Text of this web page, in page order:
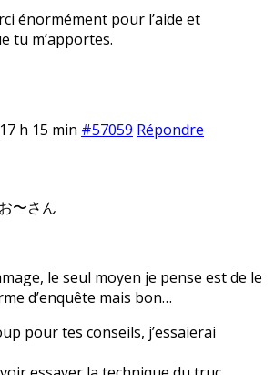
énormément pour l’aide et
tu m’apportes.
h 15 min #57059 Répondre
〜さん
le seul moyen je pense est de le
d’enquête mais bon…
pour tes conseils, j’essaierai